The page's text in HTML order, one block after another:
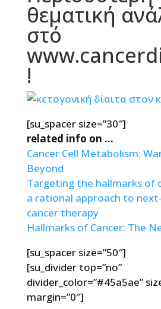
θεματική
στό
!
[su_spacer size=”30″]
related info on …
Cancer Cell Metabolism:
Beyond
Targeting the hallmarks of
a rational approach to
cancer therapy
Hallmarks of Cancer: The
[su_spacer size=”50″]
[su_divider top=”no”
divider_color=”#45a5ae”
margin=”0″]